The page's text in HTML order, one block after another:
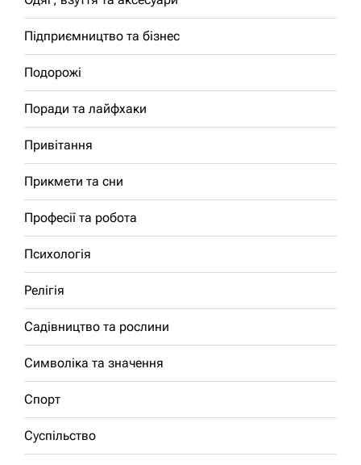
Підприємництво та бізнес
Подорожі
Поради та лайфхаки
Привітання
Прикмети та сни
Професії та робота
Психологія
Релігія
Садівництво та рослини
Символіка та значення
Спорт
Суспільство